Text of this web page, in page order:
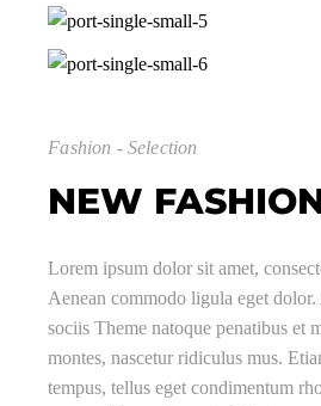
Fashion - Selection
NEW
Lorem ipsum dolor sit amet,
Aenean commodo ligula eget dolor.
sociis Theme natoque penatibus et
montes, nascetur ridiculus mus.
tempus, tellus eget condimentum